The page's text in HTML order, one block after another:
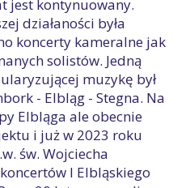
jest kontynuowany.
działaności była
koncerty kameralne jak
solistów. Jedną
muzykę był
- Elbląg - Stegna. Na
Elbląga ale obecnie
i już w 2023 roku
św. Wojciecha
I Elbląskiego